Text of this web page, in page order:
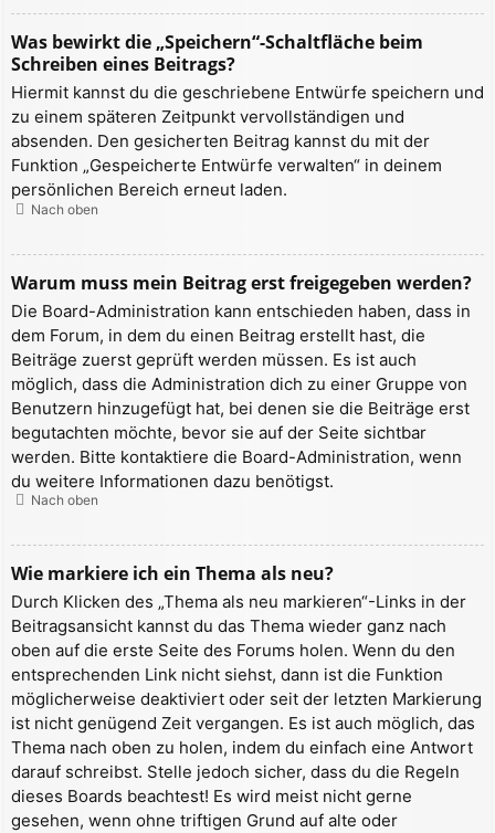
Was bewirkt die „Speichern“-Schaltfläche beim
Schreiben eines Beitrags?
Hiermit kannst du die geschriebene Entwürfe speichern und
zu einem späteren Zeitpunkt vervollständigen und
absenden. Den gesicherten Beitrag kannst du mit der
Funktion „Gespeicherte Entwürfe verwalten“ in deinem
persönlichen Bereich erneut laden.
Nach oben
Warum muss mein Beitrag erst freigegeben werden?
Die Board-Administration kann entschieden haben, dass in
dem Forum, in dem du einen Beitrag erstellt hast, die
Beiträge zuerst geprüft werden müssen. Es ist auch
möglich, dass die Administration dich zu einer Gruppe von
Benutzern hinzugefügt hat, bei denen sie die Beiträge erst
begutachten möchte, bevor sie auf der Seite sichtbar
werden. Bitte kontaktiere die Board-Administration, wenn
du weitere Informationen dazu benötigst.
Nach oben
Wie markiere ich ein Thema als neu?
Durch Klicken des „Thema als neu markieren“-Links in der
Beitragsansicht kannst du das Thema wieder ganz nach
oben auf die erste Seite des Forums holen. Wenn du den
entsprechenden Link nicht siehst, dann ist die Funktion
möglicherweise deaktiviert oder seit der letzten Markierung
ist nicht genügend Zeit vergangen. Es ist auch möglich, das
Thema nach oben zu holen, indem du einfach eine Antwort
darauf schreibst. Stelle jedoch sicher, dass du die Regeln
dieses Boards beachtest! Es wird meist nicht gerne
gesehen, wenn ohne triftigen Grund auf alte oder